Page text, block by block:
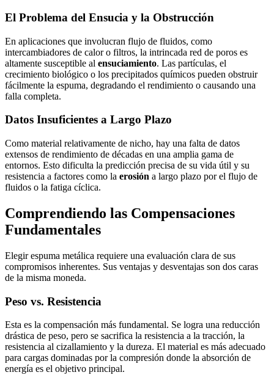
El Problema del Ensucia y la Obstrucción
En aplicaciones que involucran flujo de fluidos, como
intercambiadores de calor o filtros, la intrincada red de poros es
altamente susceptible al ensuciamiento. Las partículas, el
crecimiento biológico o los precipitados químicos pueden obstruir
fácilmente la espuma, degradando el rendimiento o causando una
falla completa.
Datos Insuficientes a Largo Plazo
Como material relativamente de nicho, hay una falta de datos
extensos de rendimiento de décadas en una amplia gama de
entornos. Esto dificulta la predicción precisa de su vida útil y su
resistencia a factores como la erosión a largo plazo por el flujo de
fluidos o la fatiga cíclica.
Comprendiendo las Compensaciones
Fundamentales
Elegir espuma metálica requiere una evaluación clara de sus
compromisos inherentes. Sus ventajas y desventajas son dos caras
de la misma moneda.
Peso vs. Resistencia
Esta es la compensación más fundamental. Se logra una reducción
drástica de peso, pero se sacrifica la resistencia a la tracción, la
resistencia al cizallamiento y la dureza. El material es más adecuado
para cargas dominadas por la compresión donde la absorción de
energía es el objetivo principal.